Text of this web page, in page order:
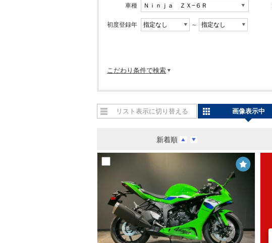
車種
初度登録年 ～
こだわり条件で検索
新着順
リスト表示に切り替える 画像表示中